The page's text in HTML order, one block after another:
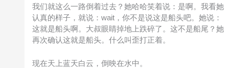
我们就这么一路倒着过去？她哈哈笑着说：是啊。我看她
认真的样子，就说：wait，你不是说这是船头吧。她说：
这就是船头啊。大叔眼睛掉地上跌碎了。这不是船尾？她
再次确认这就是船头。什么叫歪打正着。
现在天上蓝天白云，倒映在水中。